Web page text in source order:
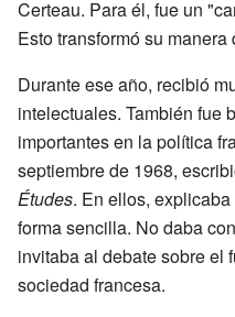
Certeau. Para él, fue un
Esto transformó su
Durante ese año, recibió
intelectuales. También fue
importantes en la política
septiembre de 1968,
Études. En ellos,
forma sencilla. No daba
invitaba al debate sobre el
sociedad francesa.